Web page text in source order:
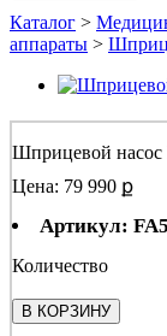
Каталог >
аппараты >
Шприцевой насос
Цена: 79 990 ք
Артикул:
Количество
В КОРЗИНУ